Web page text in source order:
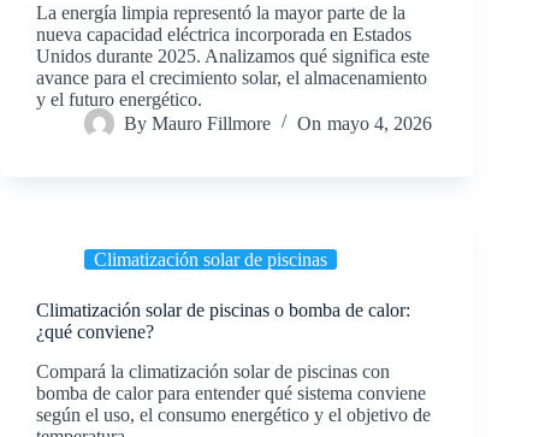
La energía limpia representó la mayor parte de la
nueva capacidad eléctrica incorporada en Estados
Unidos durante 2025. Analizamos qué significa este
avance para el crecimiento solar, el almacenamiento
y el futuro energético.
By Mauro Fillmore On mayo 4, 2026
Climatización solar de piscinas
Climatización solar de piscinas o bomba de calor:
¿qué conviene?
Compará la climatización solar de piscinas con
bomba de calor para entender qué sistema conviene
según el uso, el consumo energético y el objetivo de